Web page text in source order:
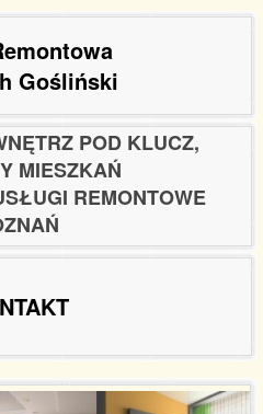
Gośliński
POD KLUCZ,
MIESZKAŃ
REMONTOWE